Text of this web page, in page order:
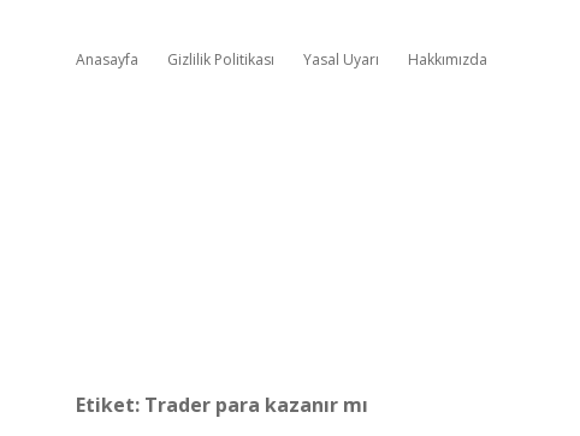
Anasayfa Gizlilik Politikası Yasal Uyarı Hakkımızda
Etiket: Trader para kazanır mı